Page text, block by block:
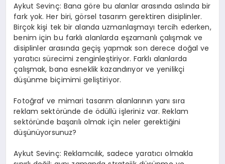
Aykut Sevinç: Bana göre bu alanlar arasında aslında bir
fark yok. Her biri, görsel tasarım gerektiren disiplinler.
Birçok kişi tek bir alanda uzmanlaşmayı tercih ederken,
benim için bu farklı alanlarda eşzamanlı çalışmak ve
disiplinler arasında geçiş yapmak son derece doğal ve
yaratıcı sürecimi zenginleştiriyor. Farklı alanlarda
çalışmak, bana esneklik kazandırıyor ve yenilikçi
düşünme biçimimi geliştiriyor.
Fotoğraf ve mimari tasarım alanlarının yanı sıra
reklam sektöründe de ödüllü işleriniz var. Reklam
sektöründe başarılı olmak için neler gerektiğini
düşünüyorsunuz?
Aykut Sevinç: Reklamcılık, sadece yaratıcı olmakla